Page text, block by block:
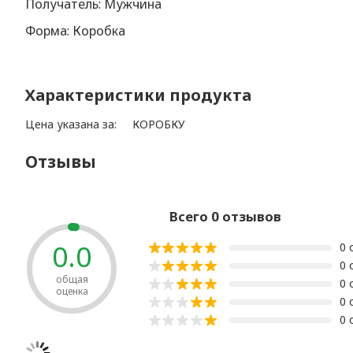
Получатель: Мужчина
Форма: Коробка
Характеристики продукта
Цена указана за: КОРОБКУ
Отзывы
0.0
общая
оценка
Всего 0 отзывов
0
0
0
0
0